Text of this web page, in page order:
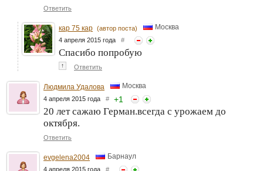
Ответить
кар 75 кар (автор поста) Москва
4 апреля 2015 года #
Спасибо попробую
↑ Ответить
Людмила Удалова Москва
4 апреля 2015 года # +1
20 лет сажаю Герман.всегда с урожаем до
октября.
Ответить
evgelena2004 Барнаул
4 апреля 2015 года #